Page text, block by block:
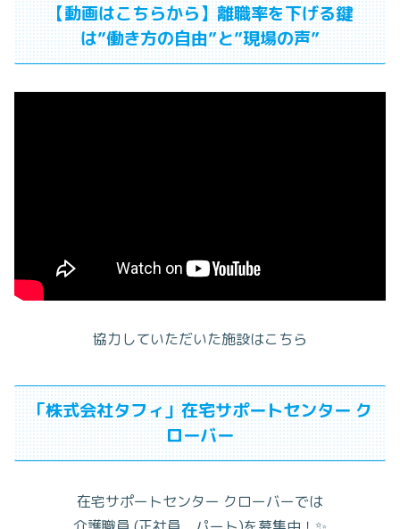
【動画はこちらから】離職率を下げる鍵
は”働き方の自由”と”現場の声”
協力していただいた施設はこちら
「株式会社タフィ」在宅サポートセンター ク
ローバー
在宅サポートセンター クローバーでは